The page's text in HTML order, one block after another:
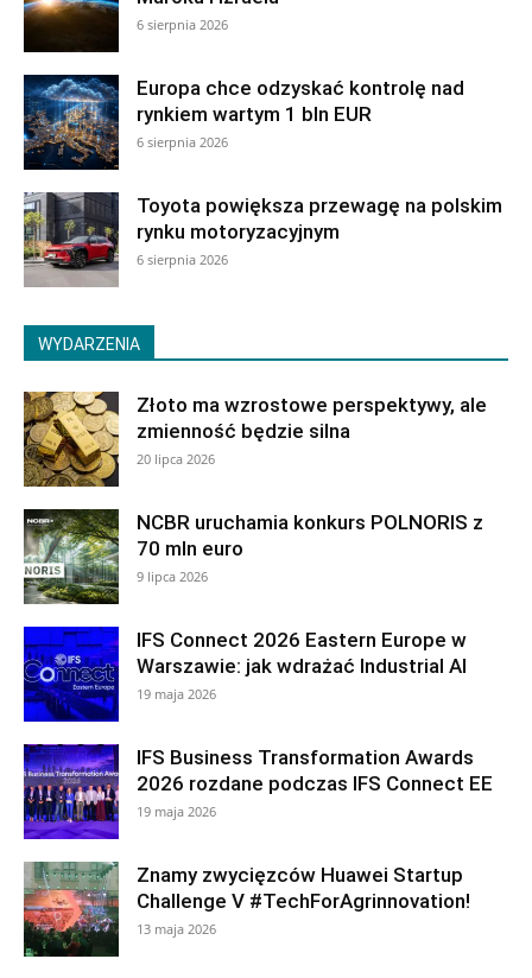
6 sierpnia 2026
Europa chce odzyskać kontrolę nad
rynkiem wartym 1 bln EUR
6 sierpnia 2026
Toyota powiększa przewagę na polskim
rynku motoryzacyjnym
6 sierpnia 2026
WYDARZENIA
Złoto ma wzrostowe perspektywy, ale
zmienność będzie silna
20 lipca 2026
NCBR uruchamia konkurs POLNORIS z
70 mln euro
9 lipca 2026
IFS Connect 2026 Eastern Europe w
Warszawie: jak wdrażać Industrial AI
19 maja 2026
IFS Business Transformation Awards
2026 rozdane podczas IFS Connect EE
19 maja 2026
Znamy zwycięzców Huawei Startup
Challenge V #TechForAgrinnovation!
13 maja 2026